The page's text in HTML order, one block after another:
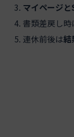
マイページと
書類差戻し時
連休前後は結